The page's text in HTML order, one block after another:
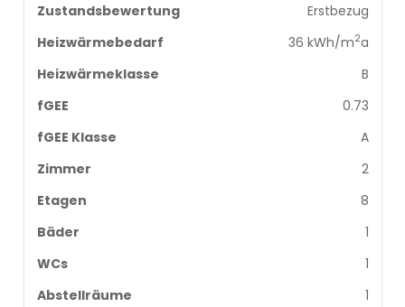
Zustandsbewertung
Erstbezug
Heizwärmebedarf
36 kWh/m2a
Heizwärmeklasse
B
fGEE
0.73
fGEE Klasse
A
Zimmer
2
Etagen
8
Bäder
1
WCs
1
Abstellräume
1